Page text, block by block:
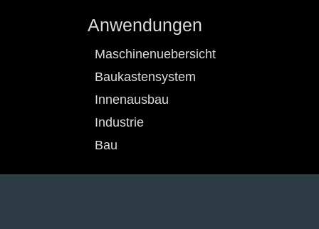
Anwendungen
Maschinenuebersicht
Baukastensystem
Innenausbau
Industrie
Bau